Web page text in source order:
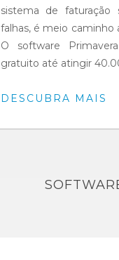
sistema de faturação
falhas, é meio caminho
O software
gratuito até atingir
DESCUBRA MAIS